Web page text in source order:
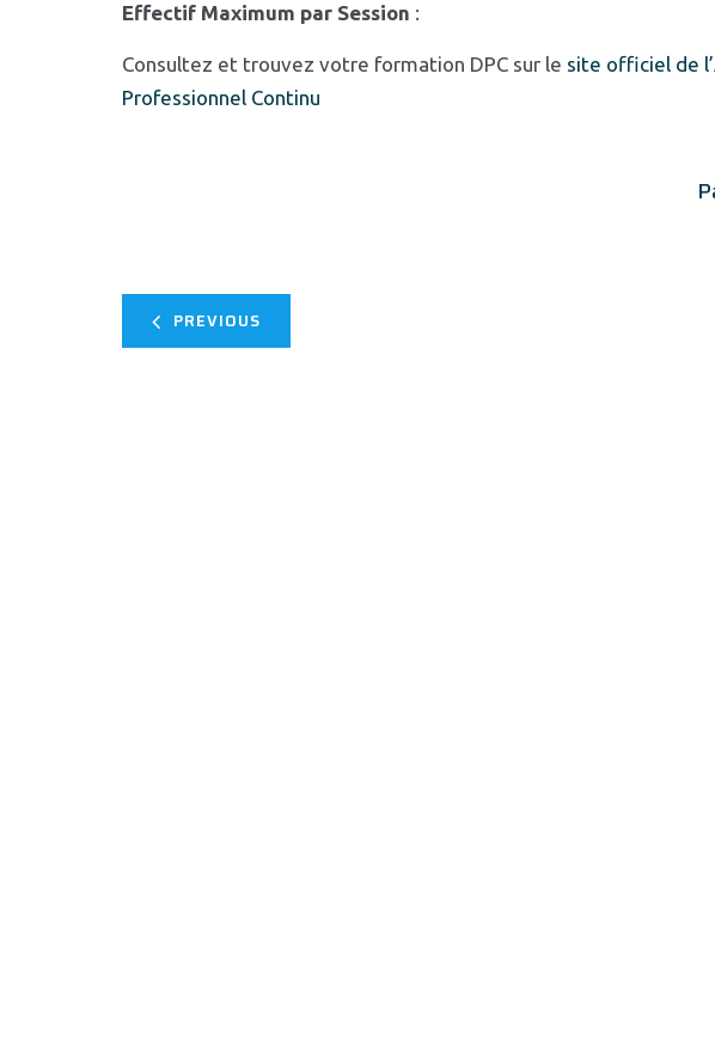
Effectif Maximum par Session :
Consultez et trouvez votre formation DPC sur le site officiel de
Professionnel Continu
PREVIOUS